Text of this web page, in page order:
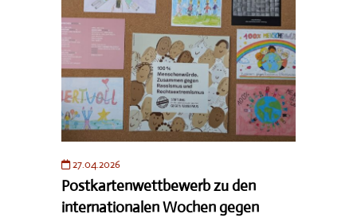
27.04.2026
Postkartenwettbewerb zu den
internationalen Wochen gegen